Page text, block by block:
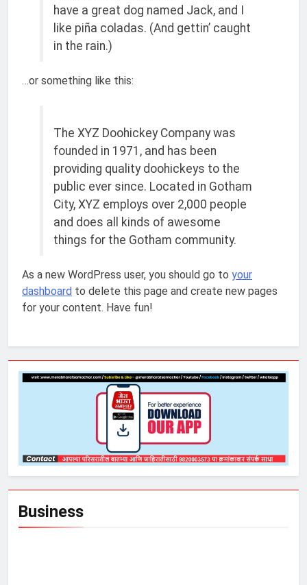
have a great dog named Jack, and I
like piña coladas. (And gettin’ caught
in the rain.)
…or something like this:
The XYZ Doohickey Company was
founded in 1971, and has been
providing quality doohickeys to the
public ever since. Located in Gotham
City, XYZ employs over 2,000 people
and does all kinds of awesome
things for the Gotham community.
As a new WordPress user, you should go to your
dashboard to delete this page and create new pages
for your content. Have fun!
Business